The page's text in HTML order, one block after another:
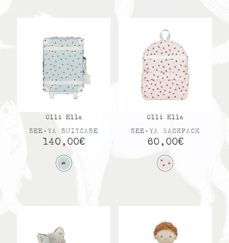
Olli Ella
SEE-YA SUITCASE
140,00€
Olli Ella
SEE-YA BACKPACK
60,00€